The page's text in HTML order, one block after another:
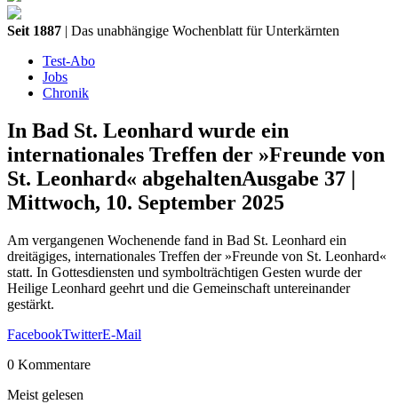
Seit 1887 | Das unabhängige Wochenblatt für Unterkärnten
Test-Abo
Jobs
Chronik
In Bad St. Leonhard wurde ein
internationales Treffen der »Freunde von
St. Leonhard« abgehaltenAusgabe 37 |
Mittwoch, 10. September 2025
Am vergangenen Wochenende fand in Bad St. Leonhard ein
dreitägiges, internationales Treffen der »Freunde von St. Leonhard«
statt. In Gottesdiensten und symbolträchtigen Gesten wurde der
Heilige Leonhard geehrt und die Gemeinschaft untereinander
gestärkt.
FacebookTwitterE-Mail
0 Kommentare
Meist gelesen